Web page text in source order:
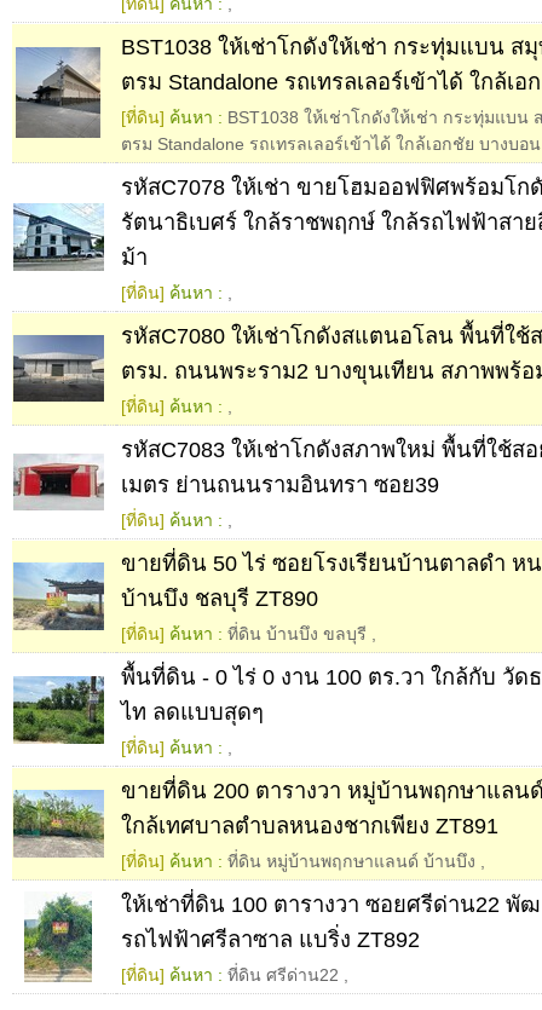
BST1038 ให้เช่าโกดังให้เช่า กระทุ่มแบน ส
ตรม Standalone รถเทรลเลอร์เข้าได้ ใกล้เ
[ที่ดิน] ค้นหา : BST1038 ให้เช่าโกดังให้เช่า กระทุ่มแบน
ตรม Standalone รถเทรลเลอร์เข้าได้ ใกล้เอกชัย บางบอน
รหัสC7078 ให้เช่า ขายโฮมออฟฟิศพร้อมโก
รัตนาธิเบศร์ ใกล้ราชพฤกษ์ ใกล้รถไฟฟ้าสา
ม้า
[ที่ดิน] ค้นหา :
รหัสC7080 ให้เช่าโกดังสแตนอโลน พื้นที่ใช้
ตรม. ถนนพระราม2 บางขุนเทียน สภาพพร้อ
[ที่ดิน] ค้นหา :
รหัสC7083 ให้เช่าโกดังสภาพใหม่ พื้นที่ใช้สอ
เมตร ย่านถนนรามอินทรา ซอย39
[ที่ดิน] ค้นหา :
ขายที่ดิน 50 ไร่ ซอยโรงเรียนบ้านตาลดำ ห
บ้านบึง ชลบุรี ZT890
[ที่ดิน] ค้นหา : ที่ดิน บ้านบึง ขลบุรี
พื้นที่ดิน - 0 ไร่ 0 งาน 100 ตร.วา ใกล้กับ วัด
ไท ลดแบบสุดๆ
[ที่ดิน] ค้นหา :
ขายที่ดิน 200 ตารางวา หมู่บ้านพฤกษาแลน
ใกล้เทศบาลตำบลหนองชากเพียง ZT891
[ที่ดิน] ค้นหา : ที่ดิน หมู่บ้านพฤกษาแลนด์ บ้านบึง
ให้เช่าที่ดิน 100 ตารางวา ซอยศรีด่าน22 พั
รถไฟฟ้าศรีลาซาล แบริ่ง ZT892
[ที่ดิน] ค้นหา : ที่ดิน ศรีด่าน22